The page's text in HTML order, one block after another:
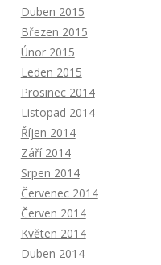
Duben 2015
Březen 2015
Únor 2015
Leden 2015
Prosinec 2014
Listopad 2014
Říjen 2014
Září 2014
Srpen 2014
Červenec 2014
Červen 2014
Květen 2014
Duben 2014